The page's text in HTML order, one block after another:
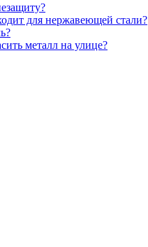
для нержавеющей стали?
металл на улице?